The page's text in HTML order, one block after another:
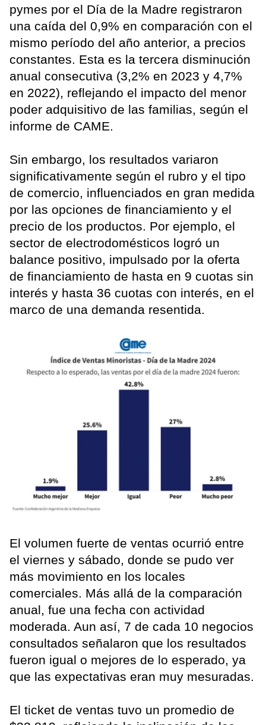
pymes por el Día de la Madre registraron
una caída del 0,9% en comparación con el
mismo período del año anterior, a precios
constantes. Esta es la tercera disminución
anual consecutiva (3,2% en 2023 y 4,7%
en 2022), reflejando el impacto del menor
poder adquisitivo de las familias, según el
informe de CAME.
Sin embargo, los resultados variaron
significativamente según el rubro y el tipo
de comercio, influenciados en gran medida
por las opciones de financiamiento y el
precio de los productos. Por ejemplo, el
sector de electrodomésticos logró un
balance positivo, impulsado por la oferta
de financiamiento de hasta en 9 cuotas sin
interés y hasta 36 cuotas con interés, en el
marco de una demanda resentida.
El volumen fuerte de ventas ocurrió entre
el viernes y sábado, donde se pudo ver
más movimiento en los locales
comerciales. Más allá de la comparación
anual, fue una fecha con actividad
moderada. Aun así, 7 de cada 10 negocios
consultados señalaron que los resultados
fueron igual o mejores de lo esperado, ya
que las expectativas eran muy mesuradas.
El ticket de ventas tuvo un promedio de